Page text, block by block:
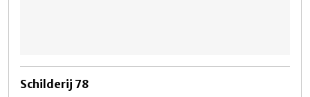
Schilderij 78